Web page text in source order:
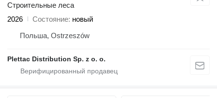
Строительные леса
2026
Состояние новый
Польша, Ostrzeszów
Plettac Distribution Sp. z o. o.